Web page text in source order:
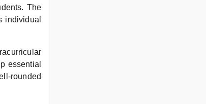
The
individual
essential
rounded